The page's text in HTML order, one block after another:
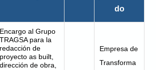
do
Encargo al Grupo
TRAGSA para la
redacción de
proyecto as built,
dirección de obra,
Empresa de
Transforma